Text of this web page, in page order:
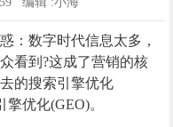
：数字时代信息太多，
看到?这成了营销的核
的搜索引擎优化
优化(GEO)。